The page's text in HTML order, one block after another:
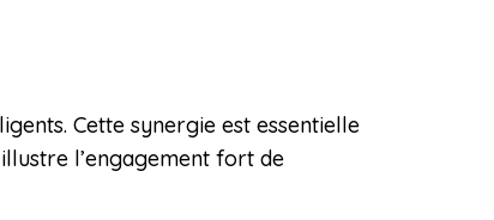
Cette synergie est essentielle
l’engagement fort de